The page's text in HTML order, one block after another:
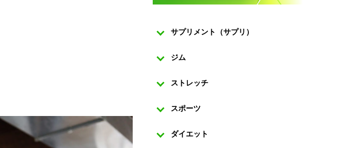
サプリメント（サプリ）
ジム
ストレッチ
スポーツ
ダイエット